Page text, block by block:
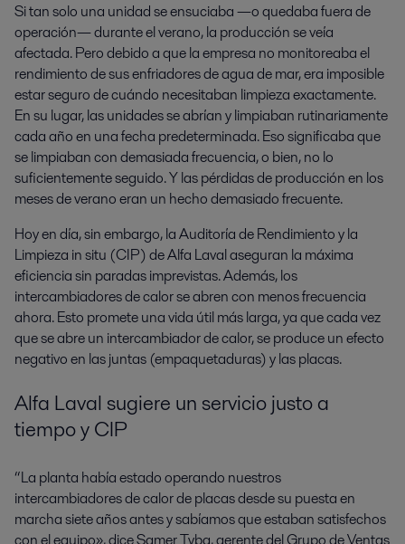
Si tan solo una unidad se ensuciaba —o quedaba fuera de
operación— durante el verano, la producción se veía
afectada. Pero debido a que la empresa no monitoreaba el
rendimiento de sus enfriadores de agua de mar, era imposible
estar seguro de cuándo necesitaban limpieza exactamente.
En su lugar, las unidades se abrían y limpiaban rutinariamente
cada año en una fecha predeterminada. Eso significaba que
se limpiaban con demasiada frecuencia, o bien, no lo
suficientemente seguido. Y las pérdidas de producción en los
meses de verano eran un hecho demasiado frecuente.
Hoy en día, sin embargo, la Auditoría de Rendimiento y la
Limpieza in situ (CIP) de Alfa Laval aseguran la máxima
eficiencia sin paradas imprevistas. Además, los
intercambiadores de calor se abren con menos frecuencia
ahora. Esto promete una vida útil más larga, ya que cada vez
que se abre un intercambiador de calor, se produce un efecto
negativo en las juntas (empaquetaduras) y las placas.
Alfa Laval sugiere un servicio justo a
tiempo y CIP
“La planta había estado operando nuestros
intercambiadores de calor de placas desde su puesta en
marcha siete años antes y sabíamos que estaban satisfechos
con el equipo», dice Samer Tyba, gerente del Grupo de Ventas